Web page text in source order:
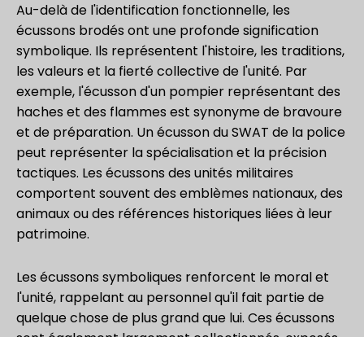
Au-delà de l'identification fonctionnelle, les
écussons brodés ont une profonde signification
symbolique. Ils représentent l'histoire, les traditions,
les valeurs et la fierté collective de l'unité. Par
exemple, l'écusson d'un pompier représentant des
haches et des flammes est synonyme de bravoure
et de préparation. Un écusson du SWAT de la police
peut représenter la spécialisation et la précision
tactiques. Les écussons des unités militaires
comportent souvent des emblèmes nationaux, des
animaux ou des références historiques liées à leur
patrimoine.
Les écussons symboliques renforcent le moral et
l'unité, rappelant au personnel qu'il fait partie de
quelque chose de plus grand que lui. Ces écussons